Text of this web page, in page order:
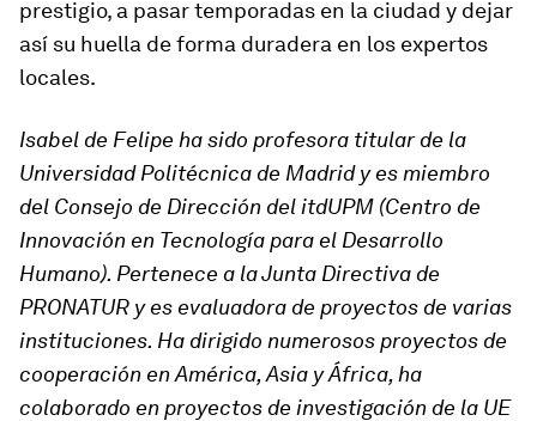
prestigio, a pasar temporadas en la ciudad y dejar
así su huella de forma duradera en los expertos
locales.
Isabel de Felipe ha sido profesora titular de la
Universidad Politécnica de Madrid y es miembro
del Consejo de Dirección del itdUPM (Centro de
Innovación en Tecnología para el Desarrollo
Humano). Pertenece a la Junta Directiva de
PRONATUR y es evaluadora de proyectos de varias
instituciones. Ha dirigido numerosos proyectos de
cooperación en América, Asia y África, ha
colaborado en proyectos de investigación de la UE